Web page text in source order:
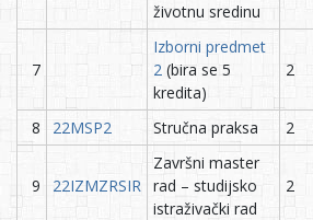
životnu sredinu
7
Izborni predmet
2 (bira se 5
kredita)
2
8 22MSP2 Stručna praksa 2
9 22IZMZRSIR
Završni master
rad – studijsko
istraživački rad
2